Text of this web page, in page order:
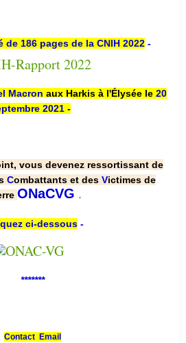
de 186 pages de la CNIH 2022 -
Macron aux Harkis à l'Élysée le 20
2021 -
vous devenez ressortissant de
Combattants et des Victimes de
ONaCVG .
ci-dessous-
*******
Contact Email